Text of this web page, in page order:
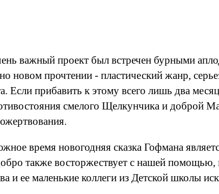
важный проект был встречен бурными
новом прочтении - пластический жанр,
Если прибавить к этому всего лишь два
смелого Щелкунчика и
время новогодняя сказка Гофмана
также восторжествует с нашей помощью,
и ее маленькие коллеги из Детской школы